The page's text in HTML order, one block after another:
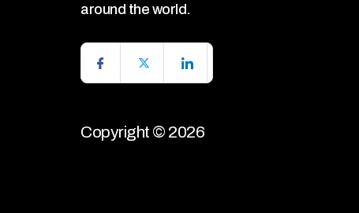
around the world.
Copyright © 2026